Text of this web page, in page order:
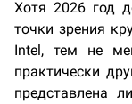
Хотя 2026 год
точки зрения
Intel, тем не
практически
представлена